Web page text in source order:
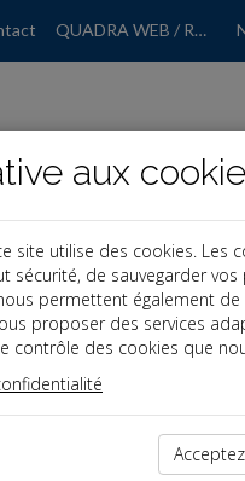
QUADRA WEB / RGPD
aux
site utilise des cookies. Les
de sauvegarder vos
permettent également
proposer des services
contrôle des cookies que